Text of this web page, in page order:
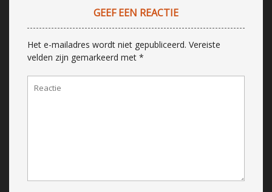
GEEF EEN REACTIE
Het e-mailadres wordt niet gepubliceerd. Vereiste
velden zijn gemarkeerd met *